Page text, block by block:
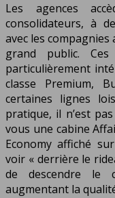
Les agences
consolidateurs, à
avec les
grand public.
particulièrement
classe Premium,
certaines lignes
pratique, il n’est
vous une cabine
Economy affiché
voir « derrière le
de descendre
augmentant la